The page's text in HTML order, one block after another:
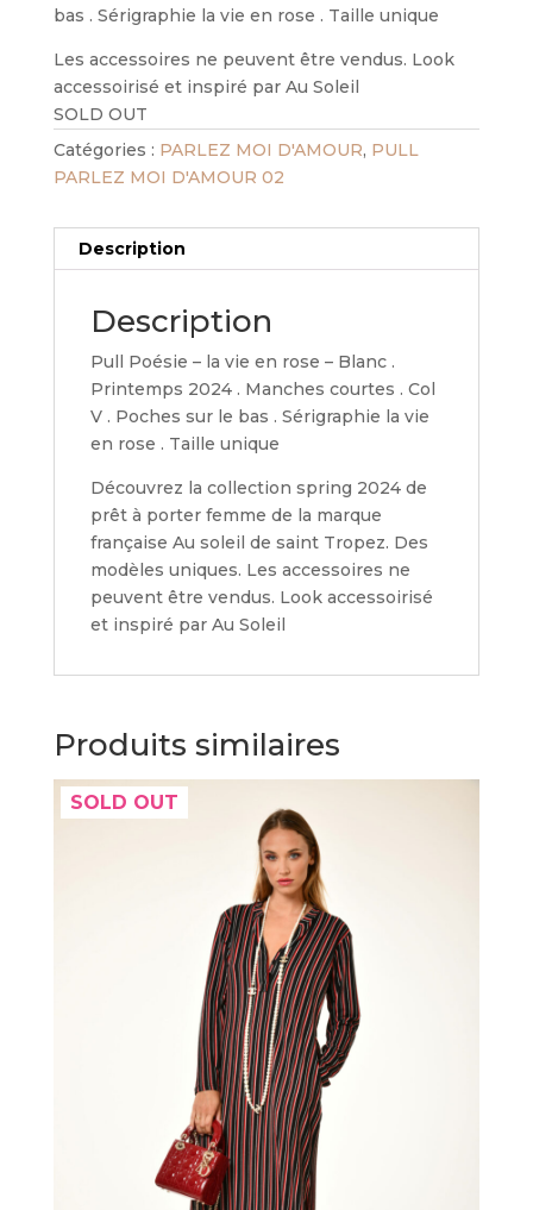
bas . Sérigraphie la vie en rose . Taille unique
Les accessoires ne peuvent être vendus. Look
accessoirisé et inspiré par Au Soleil
SOLD OUT
Catégories : PARLEZ MOI D'AMOUR, PULL
PARLEZ MOI D'AMOUR 02
Description
Description
Pull Poésie – la vie en rose – Blanc .
Printemps 2024 . Manches courtes . Col
V . Poches sur le bas . Sérigraphie la vie
en rose . Taille unique
Découvrez la collection spring 2024 de
prêt à porter femme de la marque
française Au soleil de saint Tropez. Des
modèles uniques. Les accessoires ne
peuvent être vendus. Look accessoirisé
et inspiré par Au Soleil
Produits similaires
SOLD OUT